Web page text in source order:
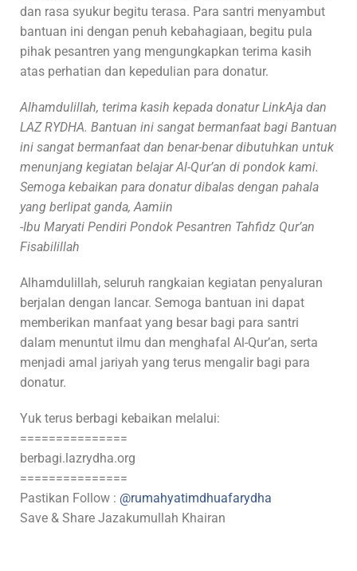
dan rasa syukur begitu terasa. Para santri menyambut
bantuan ini dengan penuh kebahagiaan, begitu pula
pihak pesantren yang mengungkapkan terima kasih
atas perhatian dan kepedulian para donatur.
Alhamdulillah, terima kasih kepada donatur LinkAja dan
LAZ RYDHA. Bantuan ini sangat bermanfaat bagi Bantuan
ini sangat bermanfaat dan benar-benar dibutuhkan untuk
menunjang kegiatan belajar Al-Qur’an di pondok kami.
Semoga kebaikan para donatur dibalas dengan pahala
yang berlipat ganda, Aamiin
-Ibu Maryati Pendiri Pondok Pesantren Tahfidz Qur’an
Fisabilillah
Alhamdulillah, seluruh rangkaian kegiatan penyaluran
berjalan dengan lancar. Semoga bantuan ini dapat
memberikan manfaat yang besar bagi para santri
dalam menuntut ilmu dan menghafal Al-Qur’an, serta
menjadi amal jariyah yang terus mengalir bagi para
donatur.
Yuk terus berbagi kebaikan melalui:
===============
berbagi.lazrydha.org
===============
Pastikan Follow : @rumahyatimdhuafarydha
Save & Share Jazakumullah Khairan